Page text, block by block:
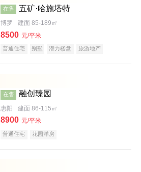
在售 五矿·哈施塔特
博罗 建面 85-189㎡
8500 元/平米
普通住宅 别墅 潜力楼盘
旅游地产
在售 融创臻园
惠阳 建面 86-115㎡
8900 元/平米
普通住宅 花园洋房